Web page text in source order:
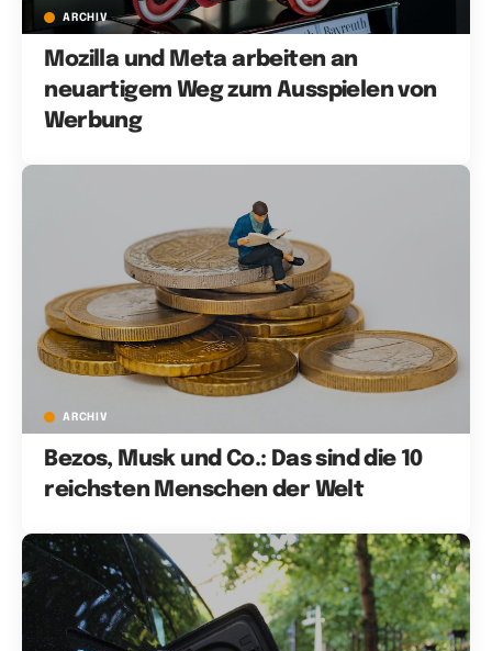
ARCHIV
Mozilla und Meta arbeiten an
neuartigem Weg zum Ausspielen von
Werbung
ARCHIV
Bezos, Musk und Co.: Das sind die 10
reichsten Menschen der Welt